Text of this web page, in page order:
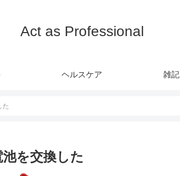
Act as Professional
ヘルスケア 雑記
た
を交換した